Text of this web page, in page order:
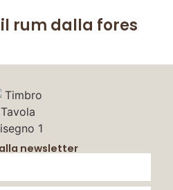
rum dalla foresta
newsletter